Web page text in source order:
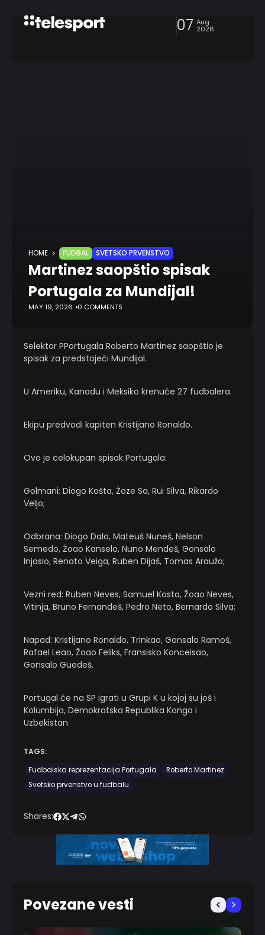
07 Aug
2026
HOME FUDBAL SVETSKO PRVENSTVO
Martinez saopštio spisak
Portugala za Mundijal!
MAY 19, 2026 0 COMMENTS
Selektor PPortugala Roberto Martinez saopštio je
spisak za predstojeći Mundijal.
U Ameriku, Kanadu i Meksiko krenuće 27 fudbalera.
Ekipu predvodi kapiten Kristijano Ronaldo.
Ovo je celokupan spisak Portugala:
Golmani: Diogo Košta, Žoze Sa, Rui Silva, Rikardo
Veljo;
Odbrana: Diogo Dalo, Mateuš Nuneš, Nelson
Semedo, Žoao Kanselo, Nuno Mendeš, Gonsalo
Injasio, Renato Veiga, Ruben Dijaš, Tomas Araužo;
Vezni red: Ruben Neves, Samuel Kosta, Žoao Neves,
Vitinja, Bruno Fernandeš, Pedro Neto, Bernardo Silva;
Napad: Kristijano Ronaldo, Trinkao, Gonsalo Ramoš,
Rafael Leao, Žoao Feliks, Fransisko Konceisao,
Gonsalo Guedeš.
Portugal će na SP igrati u Grupi K u kojoj su još i
Kolumbija, Demokratska Republika Kongo i
Uzbekistan.
TAGS:
Fudbalska reprezentacija Portugala
Roberto Martinez
Svetsko prvenstvo u fudbalu
Shares:
Povezane vesti